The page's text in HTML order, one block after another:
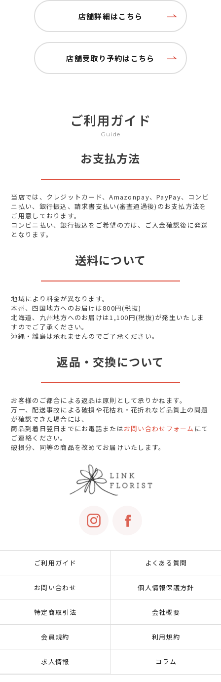
店舗詳細はこちら
店舗受取り予約はこちら
ご利用ガイド
Guide
お支払方法
当店では、クレジットカード、Amazonpay、PayPay、コンビ
ニ払い、銀行振込、請求書支払い(審査通過後)のお支払方法を
ご用意しております。
コンビニ払い、銀行振込をご希望の方は、ご入金確認後に発送
となります。
送料について
地域により料金が異なります。
本州、四国地方へのお届けは800円(税抜)
北海道、九州地方へのお届けは1,100円(税抜)が発生いたしま
すのでご了承ください。
沖縄・離島は承れませんのでご了承ください。
返品・交換について
お客様のご都合による返品は原則として承りかねます。
万一、配送事故による破損や花枯れ・花折れなど品質上の問題
が確認できた場合には、
商品到着日翌日までにお電話またはお問い合わせフォーム にて
ご連絡ください。
破損分、同等の商品を改めてお届けいたします。
ご利用ガイド よくある質問
お問い合わせ 個人情報保護方針
特定商取引法 会社概要
会員規約 利用規約
求人情報 コラム